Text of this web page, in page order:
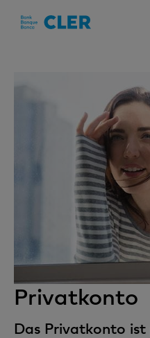
Privatkonto
Das Privatkonto